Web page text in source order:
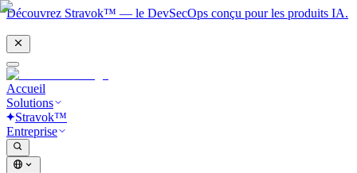
Découvrez Stravok™ — le DevSecOps conçu pour les produits IA.
Accueil
Solutions
Stravok™
Entreprise